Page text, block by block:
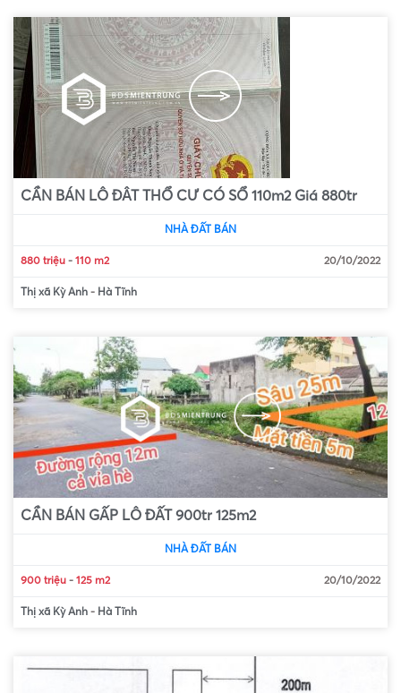
CẦN BÁN LÔ ĐÂT THỔ CƯ CÓ SỔ 110m2 Giá 880tr
NHÀ ĐẤT BÁN
880 triệu - 110 m2 20/10/2022
Thị xã Kỳ Anh - Hà Tĩnh
CẦN BÁN GẤP LÔ ĐẤT 900tr 125m2
NHÀ ĐẤT BÁN
900 triệu - 125 m2 20/10/2022
Thị xã Kỳ Anh - Hà Tĩnh